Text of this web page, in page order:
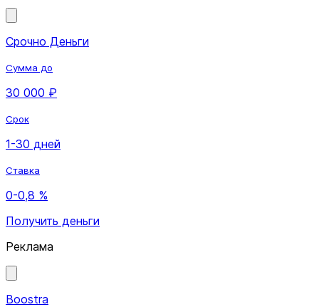
Срочно Деньги
Сумма до
30 000 ₽
Срок
1-30 дней
Ставка
0-0,8 %
Получить деньги
Реклама
Boostra